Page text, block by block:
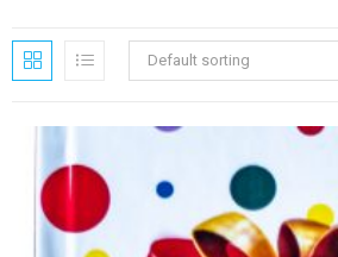
Default sorting